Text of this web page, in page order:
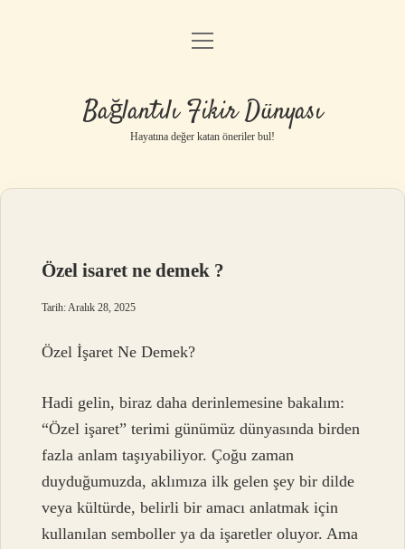
Anasayfa
Yasal Uyarı
menüyü
Bağlantılı Fikir Dünyası
Hayatına değer katan öneriler bul!
Özel isaret ne demek ?
Tarih: Aralık 28, 2025
Özel İşaret Ne Demek?
Hadi gelin, biraz daha derinlemesine bakalım:
“Özel işaret” terimi günümüz dünyasında birden
fazla anlam taşıyabiliyor. Çoğu zaman
duyduğumuzda, aklımıza ilk gelen şey bir dilde
veya kültürde, belirli bir amacı anlatmak için
kullanılan semboller ya da işaretler oluyor. Ama